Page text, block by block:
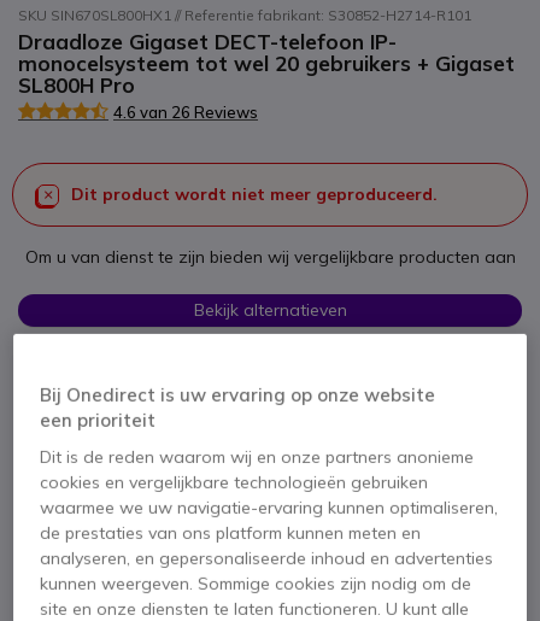
SKU SIN670SL800HX1 // Referentie fabrikant: S30852-H2714-R101
Draadloze Gigaset DECT-telefoon IP-
monocelsysteem tot wel 20 gebruikers + Gigaset
SL800H Pro
4.6 van 26 Reviews
Dit product wordt niet meer geproduceerd.
Om u van dienst te zijn bieden wij vergelijkbare producten aan
Bekijk alternatieven
Productbeschrijving
Pack Gigaset DECT
Bij Onedirect is uw ervaring op onze website
een prioriteit
Dit is de reden waarom wij en onze partners anonieme
cookies en vergelijkbare technologieën gebruiken
waarmee we uw navigatie-ervaring kunnen optimaliseren,
de prestaties van ons platform kunnen meten en
analyseren, en gepersonaliseerde inhoud en advertenties
kunnen weergeven. Sommige cookies zijn nodig om de
site en onze diensten te laten functioneren. U kunt alle